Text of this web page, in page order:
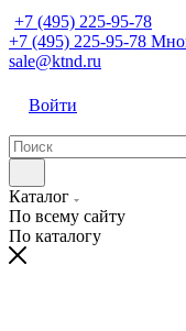
+7 (495) 225-95-78
+7 (495) 225-95-78
sale@ktnd.ru
Войти
Каталог
По всему сайту
По каталогу